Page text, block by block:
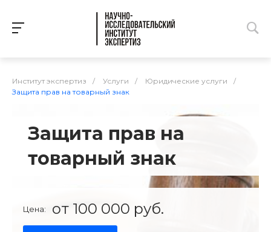
Институт экспертиз / Услуги / Юридические услуги
/
Защита прав на товарный знак
Защита прав на
товарный знак
Цена: от 100 000 руб.